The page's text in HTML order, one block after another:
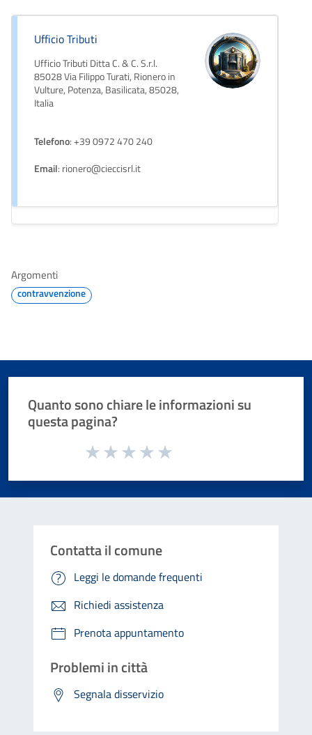
Ufficio Tributi
Ufficio Tributi Ditta C. & C. S.r.l.
85028 Via Filippo Turati, Rionero in
Vulture, Potenza, Basilicata, 85028,
Italia
Telefono: +39 0972 470 240
Email: rionero@cieccisrl.it
Argomenti
contravvenzione
Quanto sono chiare le informazioni su
questa pagina?
Valuta da 1 a 5 stelle la pagina
Contatta il comune
Leggi le domande frequenti
Richiedi assistenza
Prenota appuntamento
Problemi in città
Segnala disservizio